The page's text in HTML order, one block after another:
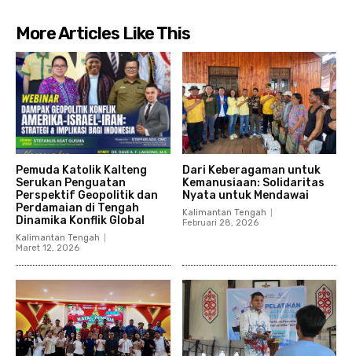
More Articles Like This
Pemuda Katolik Kalteng
Serukan Penguatan
Perspektif Geopolitik dan
Perdamaian di Tengah
Dinamika Konflik Global
Kalimantan Tengah
Maret 12, 2026
Dari Keberagaman untuk
Kemanusiaan: Solidaritas
Nyata untuk Mendawai
Kalimantan Tengah
Februari 28, 2026